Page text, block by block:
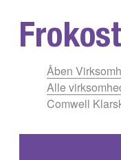
Åben
Alle
Comwell